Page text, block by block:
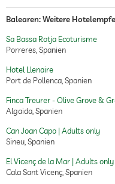
Balearen: Weitere
Sa Bassa Rotja Ecoturisme
Porreres, Spanien
Hotel Llenaire
Port de Pollenca, Spanien
Finca Treurer - Olive Grove &
Algaida, Spanien
Can Joan Capo | Adults only
Sineu, Spanien
El Vicenç de la Mar | Adults only
Cala Sant Vicenç, Spanien